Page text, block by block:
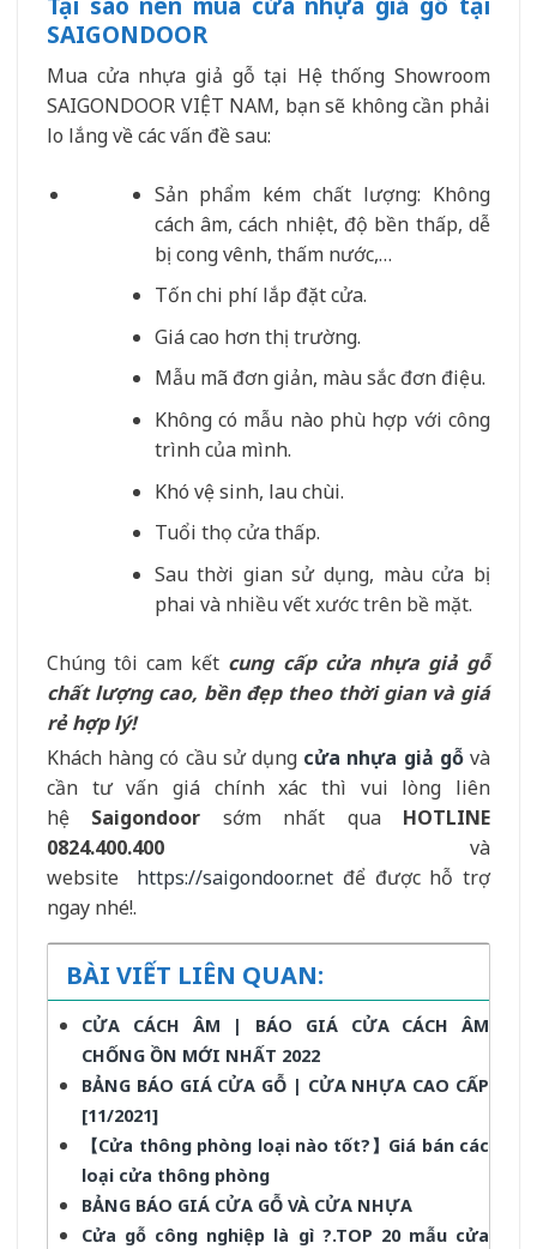
SAIGONDOOR
Mua cửa nhựa giả gỗ tại Hệ thống Showroom
SAIGONDOOR VIỆT NAM, bạn sẽ không cần phải
lo lắng về các vấn đề sau:
Sản phẩm kém chất lượng: Không
cách âm, cách nhiệt, độ bền thấp, dễ
bị cong vênh, thấm nước,…
Tốn chi phí lắp đặt cửa.
Giá cao hơn thị trường.
Mẫu mã đơn giản, màu sắc đơn điệu.
Không có mẫu nào phù hợp với công
trình của mình.
Khó vệ sinh, lau chùi.
Tuổi thọ cửa thấp.
Sau thời gian sử dụng, màu cửa bị
phai và nhiều vết xước trên bề mặt.
Chúng tôi cam kết cung cấp cửa nhựa giả gỗ
chất lượng cao, bền đẹp theo thời gian và giá
rẻ hợp lý!
Khách hàng có cầu sử dụng cửa nhựa giả gỗvà
cần tư vấn giá chính xác thì vui lòng liên
hệ Saigondoor sớm nhất qua HOTLINE
0824.400.400 và
website https://saigondoor.net để được hỗ trợ
ngay nhé!.
BÀI VIẾT LIÊN QUAN:
CỬA CÁCH ÂM | BÁO GIÁ CỬA CÁCH ÂM
CHỐNG ỒN MỚI NHẤT 2022
BẢNG BÁO GIÁ CỬA GỖ | CỬA NHỰA CAO CẤP
[11/2021]
【Cửa thông phòng loại nào tốt?】Giá bán các
loại cửa thông phòng
BẢNG BÁO GIÁ CỬA GỖ VÀ CỬA NHỰA
Cửa gỗ công nghiệp là gì ?.TOP 20 mẫu cửa